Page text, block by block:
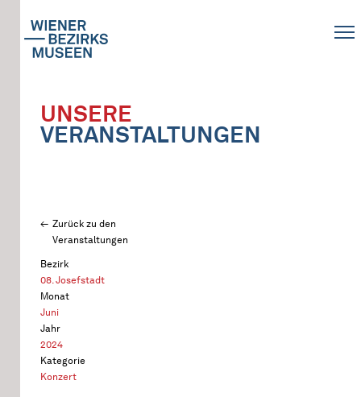
UNSERE
VERANSTALTUNGEN
Zurück zu den
Veranstaltungen
Bezirk
08. Josefstadt
Monat
Juni
Jahr
2024
Kategorie
Konzert